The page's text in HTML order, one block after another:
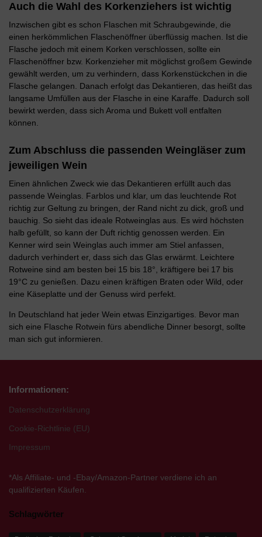
Auch die Wahl des Korkenziehers ist wichtig
Inzwischen gibt es schon Flaschen mit Schraubgewinde, die
einen herkömmlichen Flaschenöffner überflüssig machen. Ist die
Flasche jedoch mit einem Korken verschlossen, sollte ein
Flaschenöffner bzw. Korkenzieher mit möglichst großem Gewinde
gewählt werden, um zu verhindern, dass Korkenstückchen in die
Flasche gelangen. Danach erfolgt das Dekantieren, das heißt das
langsame Umfüllen aus der Flasche in eine Karaffe. Dadurch soll
bewirkt werden, dass sich Aroma und Bukett voll entfalten
können.
Zum Abschluss die passenden Weingläser zum
jeweiligen Wein
Einen ähnlichen Zweck wie das Dekantieren erfüllt auch das
passende Weinglas. Farblos und klar, um das leuchtende Rot
richtig zur Geltung zu bringen, der Rand nicht zu dick, groß und
bauchig. So sieht das ideale Rotweinglas aus. Es wird höchsten
halb gefüllt, so kann der Duft richtig genossen werden. Ein
Kenner wird sein Weinglas auch immer am Stiel anfassen,
dadurch verhindert er, dass sich das Glas erwärmt. Leichtere
Rotweine sind am besten bei 15 bis 18°, kräftigere bei 17 bis
19°C zu genießen. Dazu einen kräftigen Braten oder Wild, oder
eine Käseplatte und der Genuss wird perfekt.
In Deutschland hat jeder Wein etwas Einzigartiges. Bevor man
sich eine Flasche Rotwein fürs abendliche Dinner besorgt, sollte
man sich gut informieren.
Informationen:
Datenschutzerklärung
Cookie-Richtlinie (EU)
Impressum
*Als Affiliate- und -Ebay/Amazon-Partner verdiene ich an
qualifizierten Käufen.
Schlagwörter